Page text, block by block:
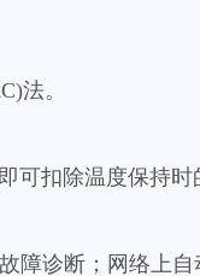
法。
扣除温度保持时
障诊断；网络上